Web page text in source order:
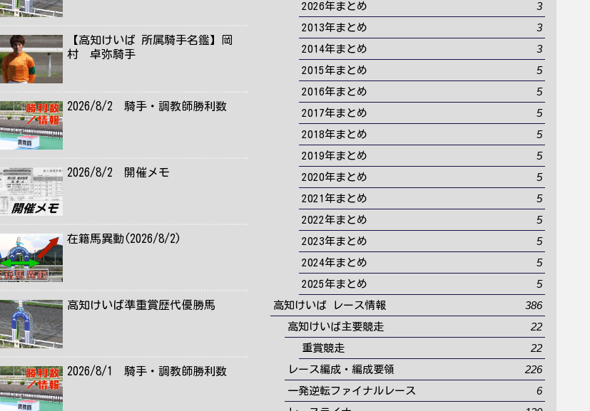
【高知けいば 所属騎手名鑑】岡
村 卓弥騎手
2026/8/2 騎手・調教師勝利数
2026/8/2 開催メモ
在籍馬異動(2026/8/2)
高知けいば準重賞歴代優勝馬
2026/8/1 騎手・調教師勝利数
2026年まとめ 3
2013年まとめ 3
2014年まとめ 3
2015年まとめ 5
2016年まとめ 5
2017年まとめ 5
2018年まとめ 5
2019年まとめ 5
2020年まとめ 5
2021年まとめ 5
2022年まとめ 5
2023年まとめ 5
2024年まとめ 5
2025年まとめ 5
高知けいば レース情報 386
高知けいば主要競走 22
重賞競走 22
レース編成・編成要領 226
一発逆転ファイナルレース 6